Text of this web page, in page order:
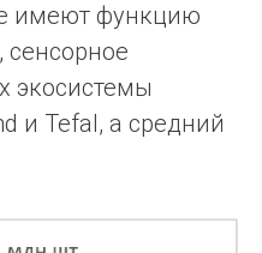
имеют функцию
экосистемы
и Tefal, а средний